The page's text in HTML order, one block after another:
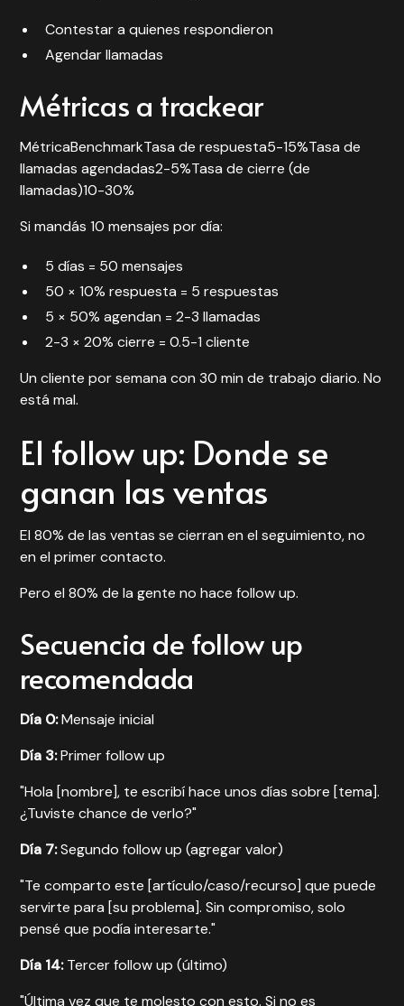
Contestar a quienes respondieron
Agendar llamadas
Métricas a trackear
MétricaBenchmarkTasa de respuesta5-15%Tasa de
llamadas agendadas2-5%Tasa de cierre (de
llamadas)10-30%
Si mandás 10 mensajes por día:
5 días = 50 mensajes
50 × 10% respuesta = 5 respuestas
5 × 50% agendan = 2-3 llamadas
2-3 × 20% cierre = 0.5-1 cliente
Un cliente por semana con 30 min de trabajo diario. No
está mal.
El follow up: Donde se
ganan las ventas
El 80% de las ventas se cierran en el seguimiento, no
en el primer contacto.
Pero el 80% de la gente no hace follow up.
Secuencia de follow up
recomendada
Día 0:Mensaje inicial
Día 3:Primer follow up
"Hola [nombre], te escribí hace unos días sobre [tema].
¿Tuviste chance de verlo?"
Día 7:Segundo follow up (agregar valor)
"Te comparto este [artículo/caso/recurso] que puede
servirte para [su problema]. Sin compromiso, solo
pensé que podía interesarte."
Día 14:Tercer follow up (último)
"Última vez que te molesto con esto. Si no es